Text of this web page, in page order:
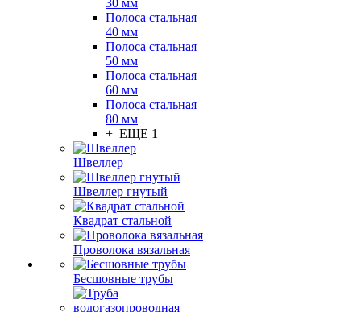
30 мм
Полоса стальная
40 мм
Полоса стальная
50 мм
Полоса стальная
60 мм
Полоса стальная
80 мм
+ ЕЩЕ 1
Швеллер
Швеллер гнутый
Квадрат стальной
Проволока вязальная
Бесшовные трубы